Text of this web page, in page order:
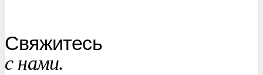
Свяжитесь
с нами.